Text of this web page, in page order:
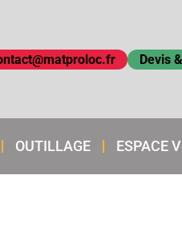
Devis
OUTILLAGE ESPACE